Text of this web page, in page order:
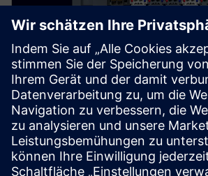
SIMATIC ET 200SP
Das Scalable Periphery System
universellen Einsatz in einer Vielzahl
Anwendungen und Branchen